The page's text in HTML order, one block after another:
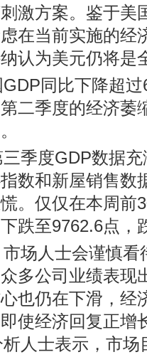
激方案。鉴于美
在当前实施的经
认为美元仍将是
同比下降超
二季度的经济萎
季度GDP数据
数和新屋销售数
。仅仅在本周前
跌至9762.6点，
场人士会谨慎
多公司业绩表现
也仍在下滑，经
使经济回复正增
人士表示，市